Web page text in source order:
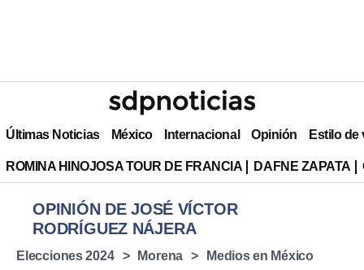
Últimas Noticias México Internacional Opinión Estilo de
ROMINA HINOJOSA TOUR DE FRANCIA DAFNE ZAPATA
OPINIÓN DE JOSÉ VÍCTOR
RODRÍGUEZ NÁJERA
Elecciones 2024 Morena Medios en México